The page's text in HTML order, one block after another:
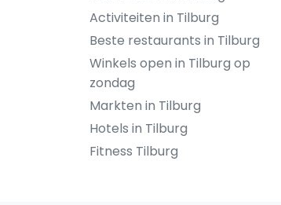
Activiteiten in Tilburg
Beste restaurants in Tilburg
Winkels open in Tilburg op
zondag
Markten in Tilburg
Hotels in Tilburg
Fitness Tilburg